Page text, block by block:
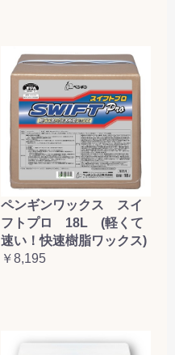
ペンギンワックス スイ
フトプロ 18L (軽くて
速い！快速樹脂ワックス)
￥8,195